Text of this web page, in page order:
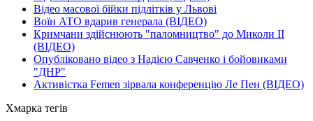
Відео масової бійки підлітків у Львові
Воїн АТО вдарив генерала (ВІДЕО)
Кримчани здійснюють "паломництво" до Миколи ІІ
(ВІДЕО)
Опубліковано відео з Надією Савченко і бойовиками
"ДНР"
Активістка Femen зірвала конференцію Ле Пен (ВІДЕО)
Хмарка тегів